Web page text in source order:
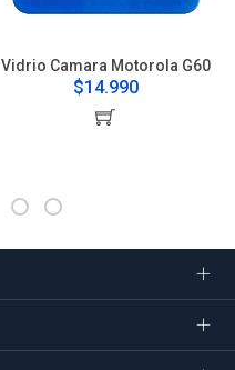
Vidrio Camara Motorola G60
$14.990